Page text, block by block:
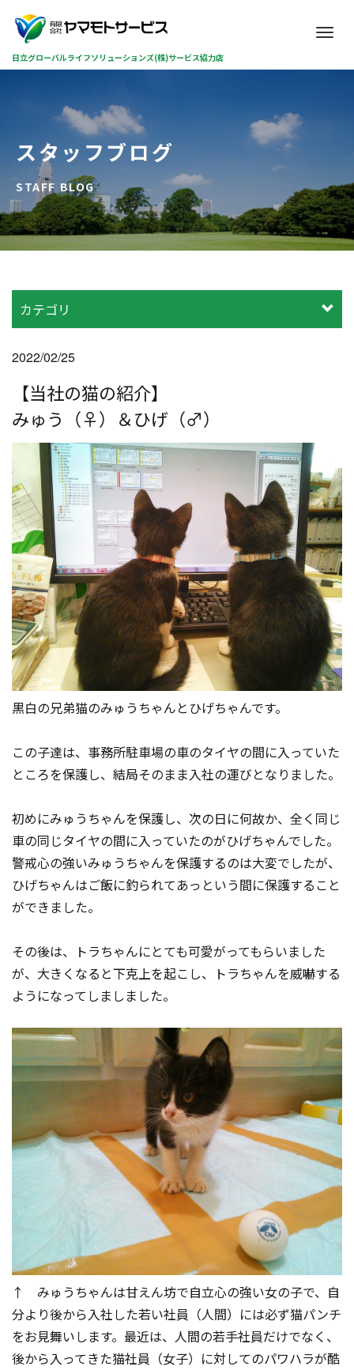
M
日立グローバルライフソリューションズ(株)サービス協力店
スタッフブログ
STAFF BLOG
カテゴリ
2022/02/25
【当社の猫の紹介】
みゅう（♀）＆ひげ（♂）
黒白の兄弟猫のみゅうちゃんとひげちゃんです。
この子達は、事務所駐車場の車のタイヤの間に入っていた
ところを保護し、結局そのまま入社の運びとなりました。
初めにみゅうちゃんを保護し、次の日に何故か、全く同じ
車の同じタイヤの間に入っていたのがひげちゃんでした。
警戒心の強いみゅうちゃんを保護するのは大変でしたが、
ひげちゃんはご飯に釣られてあっという間に保護すること
ができました。
その後は、トラちゃんにとても可愛がってもらいました
が、大きくなると下克上を起こし、トラちゃんを威嚇する
ようになってしましました。
↑ みゅうちゃんは甘えん坊で自立心の強い女の子で、自
分より後から入社した若い社員（人間）には必ず猫パンチ
をお見舞いします。最近は、人間の若手社員だけでなく、
後から入ってきた猫社員（女子）に対してのパワハラが酷